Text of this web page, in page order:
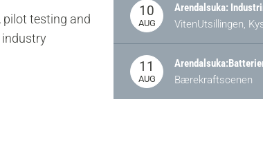
testing and
10
AUG
Arendalsuka:
VitenUtsillingen,
11
AUG
Bærekraftscenen